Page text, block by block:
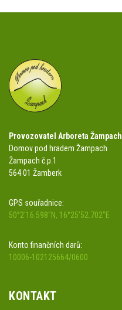
Provozovatel Arboreta Žampach
Domov pod hradem Žampach
Žampach č.p.1
564 01 Žamberk
GPS souřadnice:
50°2'16.598"N, 16°25'52.702"E
Konto finančních darů:
10006-102125664/0600
KONTAKT